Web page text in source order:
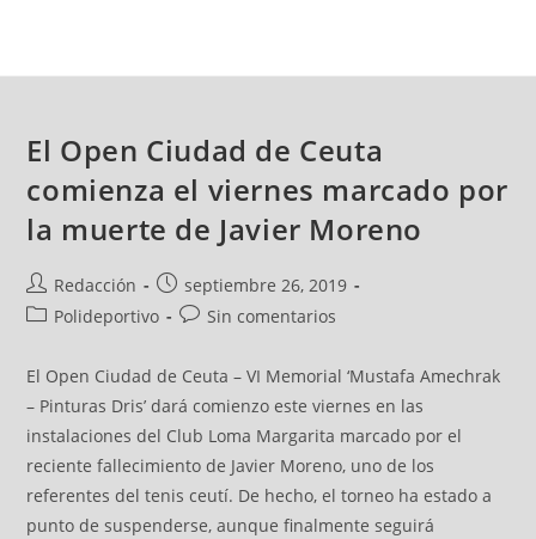
El Open Ciudad de Ceuta
comienza el viernes marcado por
la muerte de Javier Moreno
Redacción
septiembre 26, 2019
Polideportivo
Sin comentarios
El Open Ciudad de Ceuta – VI Memorial ‘Mustafa Amechrak
– Pinturas Dris’ dará comienzo este viernes en las
instalaciones del Club Loma Margarita marcado por el
reciente fallecimiento de Javier Moreno, uno de los
referentes del tenis ceutí. De hecho, el torneo ha estado a
punto de suspenderse, aunque finalmente seguirá